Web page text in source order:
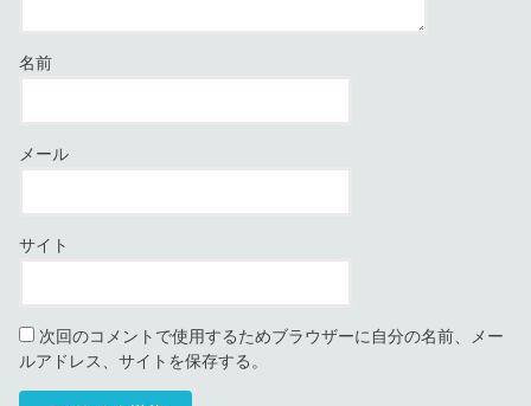
名前
メール
サイト
次回のコメントで使用するためブラウザーに自分の名前、メー
ルアドレス、サイトを保存する。